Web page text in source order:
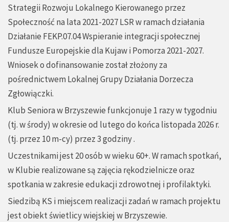
Strategii Rozwoju Lokalnego Kierowanego przez
Społeczność na lata 2021-2027 LSR w ramach działania
Działanie FEKP.07.04 Wspieranie integracji społecznej
Fundusze Europejskie dla Kujaw i Pomorza 2021-2027.
Wniosek o dofinansowanie został złożony za
pośrednictwem Lokalnej Grupy Działania Dorzecza
Zgłowiączki.
Klub Seniora w Brzyszewie funkcjonuje 1 razy w tygodniu
(tj. w środy) w okresie od lutego do końca listopada 2026 r.
(tj. przez 10 m-cy) przez 3 godziny .
Uczestnikami jest 20 osób w wieku 60+. W ramach spotkań,
w Klubie realizowane są zajęcia rękodzielnicze oraz
spotkania w zakresie edukacji zdrowotnej i profilaktyki.
Siedzibą KS i miejscem realizacji zadań w ramach projektu
jest obiekt świetlicy wiejskiej w Brzyszewie.